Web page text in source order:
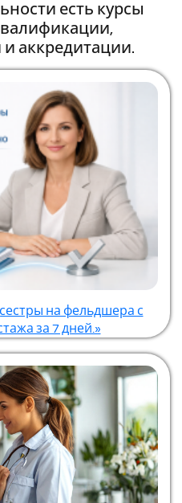
есть курсы
аккредитации.
на фельдшера с
за 7 дней.»